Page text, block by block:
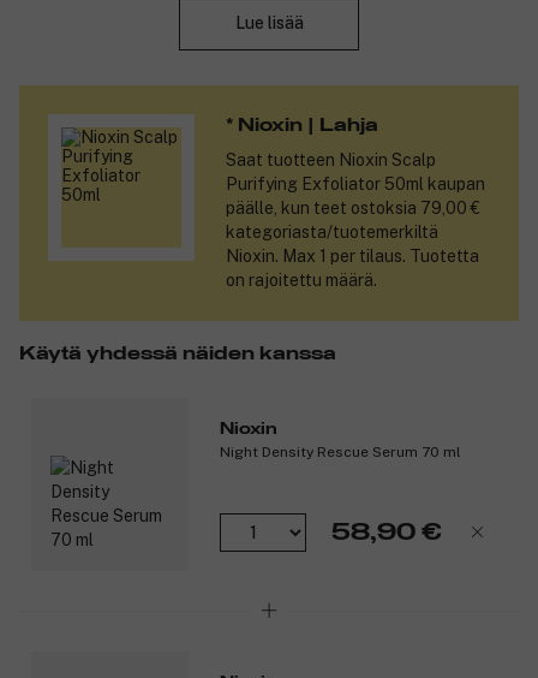
Lue lisää
* Nioxin | Lahja
Saat tuotteen Nioxin Scalp
Purifying Exfoliator 50ml
kaupan
päälle, kun teet ostoksia 79,00 €
kategoriasta/tuotemerkiltä
Nioxin. Max 1 per tilaus. Tuotetta
on rajoitettu määrä.
Käytä yhdessä näiden kanssa
Nioxin
Night Density Rescue Serum 70 ml
58,90 €